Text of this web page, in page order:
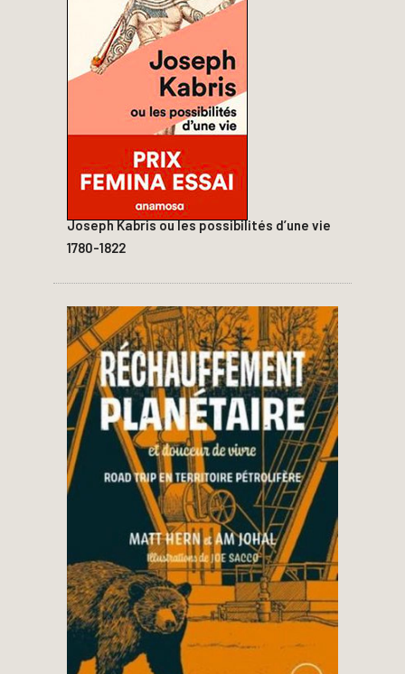
Joseph Kabris ou les possibilités d’une vie
1780-1822